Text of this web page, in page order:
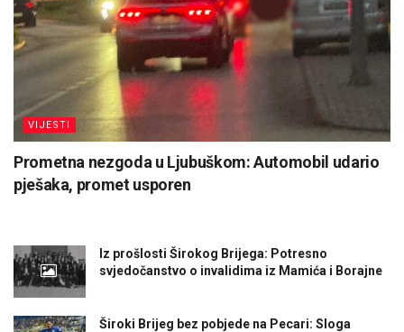
VIJESTI
Prometna nezgoda u Ljubuškom: Automobil udario
pješaka, promet usporen
Iz prošlosti Širokog Brijega: Potresno
svjedočanstvo o invalidima iz Mamića i Borajne
Široki Brijeg bez pobjede na Pecari: Sloga